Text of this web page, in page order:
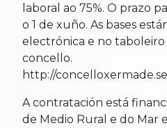
laboral ao 75%. O prazo
o 1 de xuño. As bases
electrónica e no
concello.
http://
A contratación está
de Medio Rural e do Mar